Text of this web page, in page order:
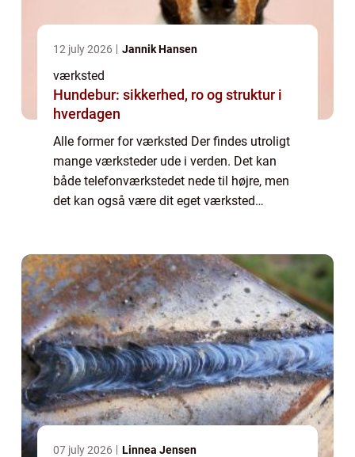
12 july 2026 Jannik Hansen
værksted
Hundebur: sikkerhed, ro og struktur i
hverdagen
Alle former for værksted Der findes utroligt
mange værksteder ude i verden. Det kan
både telefonværkstedet nede til højre, men
det kan også være dit eget værksted
om, a...
07 july 2026 Linnea Jensen